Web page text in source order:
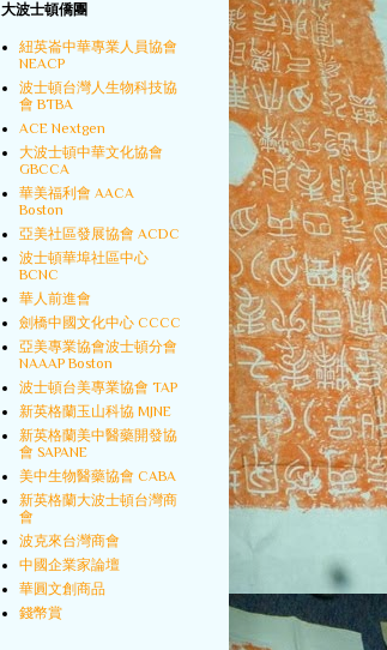
大波士頓僑團
紐英崙中華專業人員協會
NEACP
波士頓台灣人生物科技協
會 BTBA
ACE Nextgen
大波士頓中華文化協會
GBCCA
華美福利會 AACA
Boston
亞美社區發展協會 ACDC
波士頓華埠社區中心
BCNC
華人前進會
劍橋中國文化中心 CCCC
亞美專業協會波士頓分會
NAAAP Boston
波士頓台美專業協會 TAP
新英格蘭玉山科協 MJNE
新英格蘭美中醫藥開發協
會 SAPANE
美中生物醫藥協會 CABA
新英格蘭大波士頓台灣商
會
波克來台灣商會
中國企業家論壇
華圓文創商品
錢幣賞